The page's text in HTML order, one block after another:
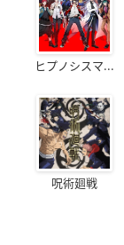
ヒプノシスマ...
呪術廻戦